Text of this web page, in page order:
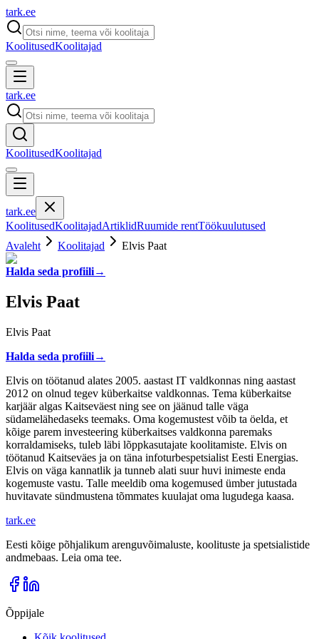
tark.ee
KoolitusedKoolitajad
tark.ee
KoolitusedKoolitajad
tark.ee
KoolitusedKoolitajadArtiklidRuumide rentTöökuulutused
Avaleht
Koolitajad Elvis Paat
Halda seda profiili→
Elvis Paat
Elvis Paat
Halda seda profiili→
Elvis on töötanud alates 2005. aastast IT valdkonnas ning aastast
2012 on olnud tegev küberkaitse valdkonnas. Tema küberkaitse
karjäär algas Kaitseväest ning see on jäänud talle väga
südamelähedaseks teemaks. Oma kogemustest võib ta öelda, et
kõige parem investeering küberkaitses valdkonna paremaks
korraldamiseks, tuleb läbi lõppkasutajate koolitamiste. Elvis on
töötanud Kaitseväes ja on täna infoturbespetsialist Eesti Energias.
Elvis on väga kannatlik ja tunneb alati suur huvi inimeste enda
kogemuste vastu. Talle meeldib oma kogemused ümber jutustada
huvitavate sündmustena tõmmates kuulajat oma lugudega kaasa.
tark.ee
Eesti kõige põhjalikum arenguvõimaluste, koolituste ja spetsialistide
andmebaas. Leia oma tee.
Õppijale